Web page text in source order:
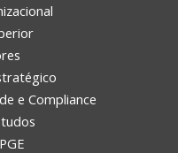
e Compliance